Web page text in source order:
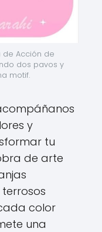
de Acción de
dos pavos y
motif.
y
tu
de arte
color
una